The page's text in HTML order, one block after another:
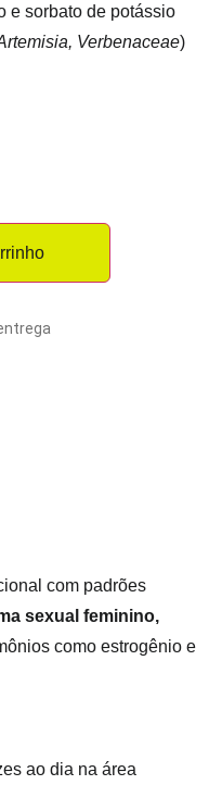
e sorbato de potássio
Verbenaceae)
com padrões
sexual feminino,
como estrogênio e
ao dia na área